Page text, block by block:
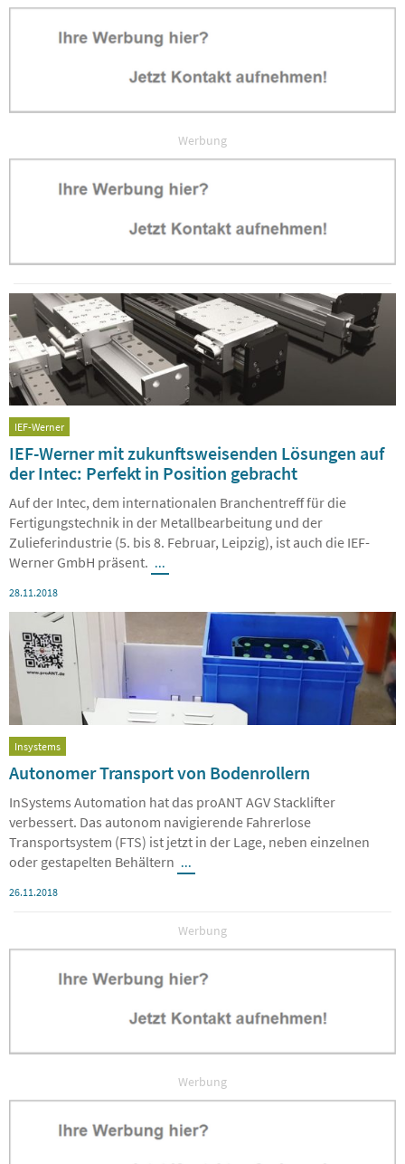
Werbung
IEF-Werner
IEF-Werner mit zukunftsweisenden Lösungen auf
der Intec: Perfekt in Position gebracht
Auf der Intec, dem internationalen Branchentreff für die
Fertigungstechnik in der Metallbearbeitung und der
Zulieferindustrie (5. bis 8. Februar, Leipzig), ist auch die IEF-
Werner GmbH präsent. ...
28.11.2018
Insystems
Autonomer Transport von Bodenrollern
InSystems Automation hat das proANT AGV Stacklifter
verbessert. Das autonom navigierende Fahrerlose
Transportsystem (FTS) ist jetzt in der Lage, neben einzelnen
oder gestapelten Behältern ...
26.11.2018
Werbung
Werbung